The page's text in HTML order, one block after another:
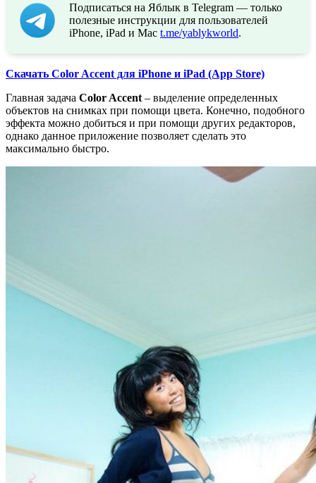
Подписаться на Яблык в Telegram — только
полезные инструкции для пользователей
iPhone, iPad и Mac t.me/yablykworld.
Скачать Color Accent для iPhone и iPad (App Store)
Главная задача Color Accent – выделение определенных
объектов на снимках при помощи цвета. Конечно, подобного
эффекта можно добиться и при помощи других редакторов,
однако данное приложение позволяет сделать это
максимально быстро.